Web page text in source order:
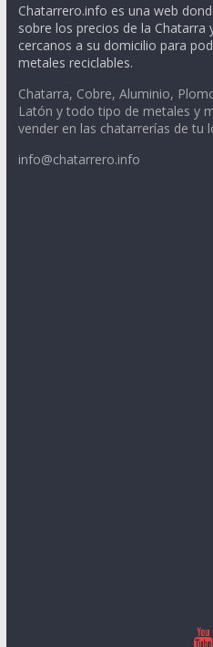
Chatarrero.info es una web
sobre los precios de la Chatarra
cercanos a su domicilio para
metales reciclables.
Chatarra, Cobre, Aluminio,
Latón y todo tipo de metales y
vender en las chatarrerías de tu
info@chatarrero.info